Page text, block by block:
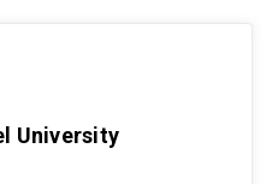
University